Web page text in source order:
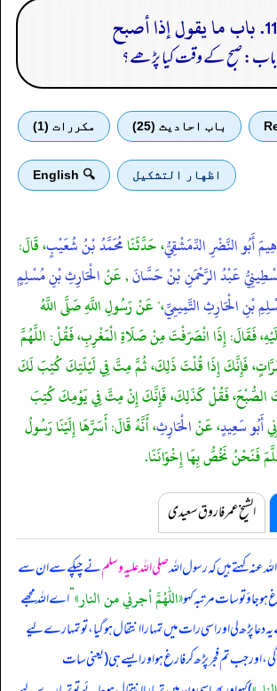
أصبح
باب: صبح کے وقت کیا پڑھے؟
باب احادیث (25) مكررات (1)
اظهار التشكيل 🔍 English
أَبُو النَّضْرِ الدِّمَشْقِيُّ، حَدَّثَنَامُحَمَّدُ بْنُ شُعَيْبٍ، قَالَ:
عَبْدُ الرَّحْمَنِ بْنُ حَسَّانَ, عَنْالْحَارِثِ بْنِ مُسْلِمٍ
بْنِ الْحَارِثِ التَّمِيمِيِّ،" عَنْ رَسُولِ اللَّهِ صَلَّى اللَّهُ
فَقَالَ: إِذَا انْصَرَفْتَ مِنْ صَلَاةِ الْمَغْرِبِ، فَقُلْ: اللَّهُمَّ
فَإِنَّكَ إِذَا قُلْتَ ذَلِكَ، ثُمَّ مِتَّ فِي لَيْلَتِكَ كُتِبَ لَكَ
الصُّبْحَ، فَقُلْ كَذَلِكَ، فَإِنَّكَ إِنْ مِتَّ فِي يَوْمِكَ كُتِبَ
أَبُو سَعِيدٍ، عَنْالْحَارِثِ، أَنَّهُ قَالَ: أَسَرَّهَا إِلَيْنَا رَسُولُ
فَنَحْنُ نَخُصُّ بِهَا إِخْوَانَنَا.
الشیخ عمر فاروق سعیدی
عنہ کہتے ہیں کہرسول اللہصلی اللہ علیہ وسلمنے چپکے سے ان سے
جاؤ تو سات مرتبہ کہو«اللهم أجرني من النار»”اے اللہ مجھے
دعا پڑھ لی اور اسی رات میں تمہارا انتقال ہو گیا، تو تمہارے لیے
اور جب تم فجر پڑھ کر فارغ ہو اور ایسے ہی (یعنی سات